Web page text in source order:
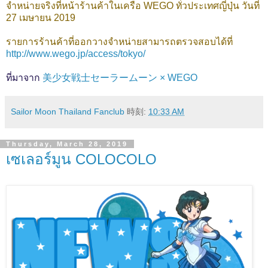
จำหน่ายจริงที่หน้าร้านค้าในเครือ WEGO ทั่วประเทศญี่ปุ่น วันที่
27 เมษายน 2019
รายการร้านค้าที่ออกวางจำหน่ายสามารถตรวจสอบได้ที่
http://www.wego.jp/access/tokyo/
ที่มาจาก 美少女戦士セーラームーン × WEGO
Sailor Moon Thailand Fanclub 時刻: 10:33 AM
Thursday, March 28, 2019
เซเลอร์มูน COLOCOLO